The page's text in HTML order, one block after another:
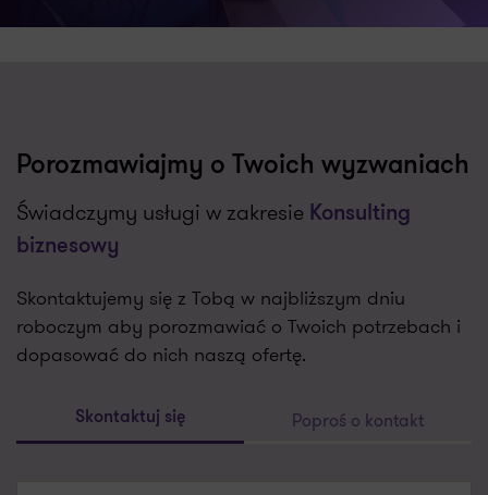
Porozmawiajmy o Twoich wyzwaniach
Świadczymy usługi w zakresie Konsulting
biznesowy
Skontaktujemy się z Tobą w najbliższym dniu
roboczym aby porozmawiać o Twoich potrzebach i
dopasować do nich naszą ofertę.
Skontaktuj się Poproś o kontakt